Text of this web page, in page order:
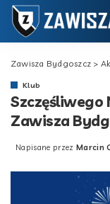
Zawisza Bydgoszcz >
Klub
Szczęśliwego
Zawisza
Posted
Napisane przez Marcin